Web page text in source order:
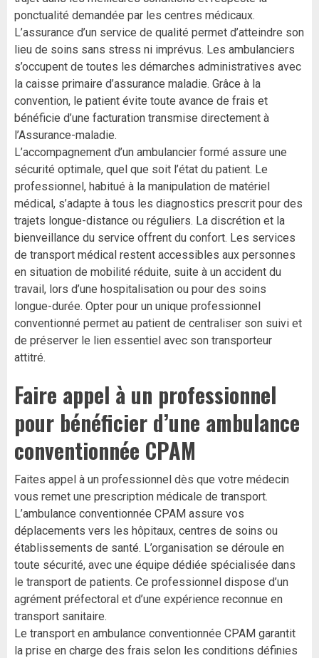
ponctualité demandée par les centres médicaux.
L’assurance d’un service de qualité permet d’atteindre son
lieu de soins sans stress ni imprévus. Les ambulanciers
s’occupent de toutes les démarches administratives avec
la caisse primaire d’assurance maladie. Grâce à la
convention, le patient évite toute avance de frais et
bénéficie d’une facturation transmise directement à
l’Assurance-maladie.
L’accompagnement d’un ambulancier formé assure une
sécurité optimale, quel que soit l’état du patient. Le
professionnel, habitué à la manipulation de matériel
médical, s’adapte à tous les diagnostics prescrit pour des
trajets longue-distance ou réguliers. La discrétion et la
bienveillance du service offrent du confort. Les services
de transport médical restent accessibles aux personnes
en situation de mobilité réduite, suite à un accident du
travail, lors d’une hospitalisation ou pour des soins
longue-durée. Opter pour un unique professionnel
conventionné permet au patient de centraliser son suivi et
de préserver le lien essentiel avec son transporteur
attitré.
Faire appel à un professionnel
pour bénéficier d’une ambulance
conventionnée CPAM
Faites appel à un professionnel dès que votre médecin
vous remet une prescription médicale de transport.
L’ambulance conventionnée CPAM assure vos
déplacements vers les hôpitaux, centres de soins ou
établissements de santé. L’organisation se déroule en
toute sécurité, avec une équipe dédiée spécialisée dans
le transport de patients. Ce professionnel dispose d’un
agrément préfectoral et d’une expérience reconnue en
transport sanitaire.
Le transport en ambulance conventionnée CPAM garantit
la prise en charge des frais selon les conditions définies